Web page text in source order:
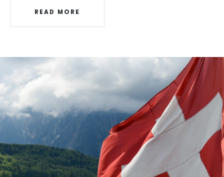
READ MORE